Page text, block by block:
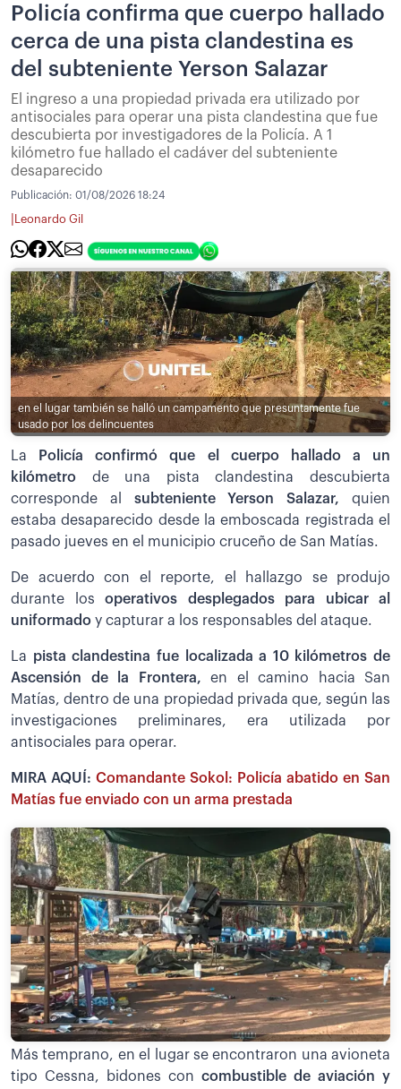
Policía confirma que cuerpo hallado
cerca de una pista clandestina es
del subteniente Yerson Salazar
El ingreso a una propiedad privada era utilizado por
antisociales para operar una pista clandestina que fue
descubierta por investigadores de la Policía. A 1
kilómetro fue hallado el cadáver del subteniente
desaparecido
Publicación: 01/08/2026 18:24
Leonardo Gil
en el lugar también se halló un campamento que presuntamente fue
usado por los delincuentes
La
Policía confirmó que el cuerpo hallado a un
kilómetro de una pista clandestina descubierta
corresponde al subteniente Yerson Salazar, quien
estaba desaparecido desde la emboscada registrada el
pasado jueves en el municipio cruceño de San Matías.
De acuerdo con el reporte, el hallazgo se produjo
durante los operativos desplegados para ubicar al
uniformado y capturar a los responsables del ataque.
La pista clandestina fue localizada a 10 kilómetros de
Ascensión de la Frontera, en el camino hacia San
Matías, dentro de una propiedad privada que, según las
investigaciones preliminares, era utilizada por
antisociales para operar.
MIRA AQUÍ: Comandante Sokol: Policía abatido en San
Matías fue enviado con un arma prestada
Más temprano, en el lugar se encontraron una avioneta
tipo Cessna, bidones con combustible de aviación y